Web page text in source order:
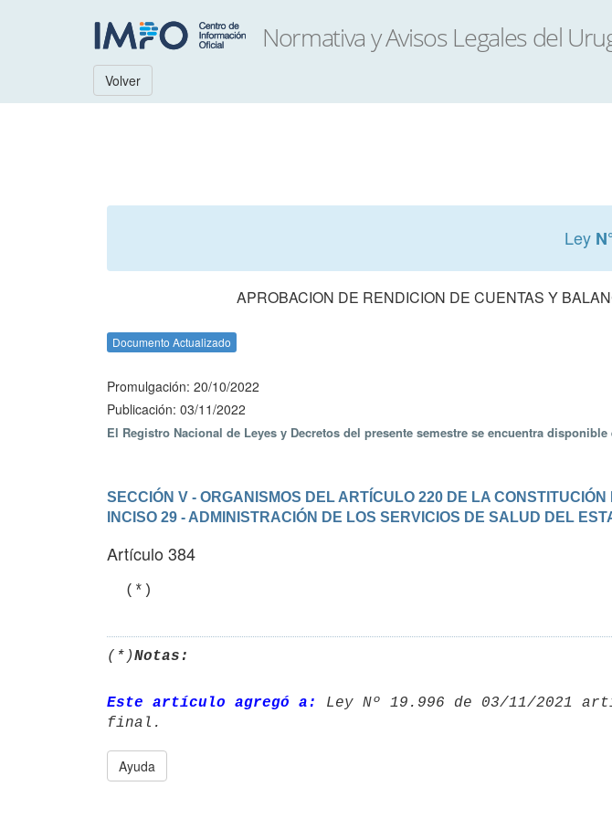
Volver
Ley
APROBACION DE RENDICION DE CUENTAS Y
Documento Actualizado
Promulgación: 20/10/2022
Publicación: 03/11/2022
El Registro Nacional de Leyes y Decretos del presente semestre se encuentra disponible
SECCIÓN V - ORGANISMOS DEL ARTÍCULO 220 DE LA
INCISO 29 - ADMINISTRACIÓN DE LOS SERVICIOS DE SALUD DEL
Artículo 384
(*)Notas:
Este artículo agregó a: Ley Nº 19.996 de 03/11/2021
Ayuda